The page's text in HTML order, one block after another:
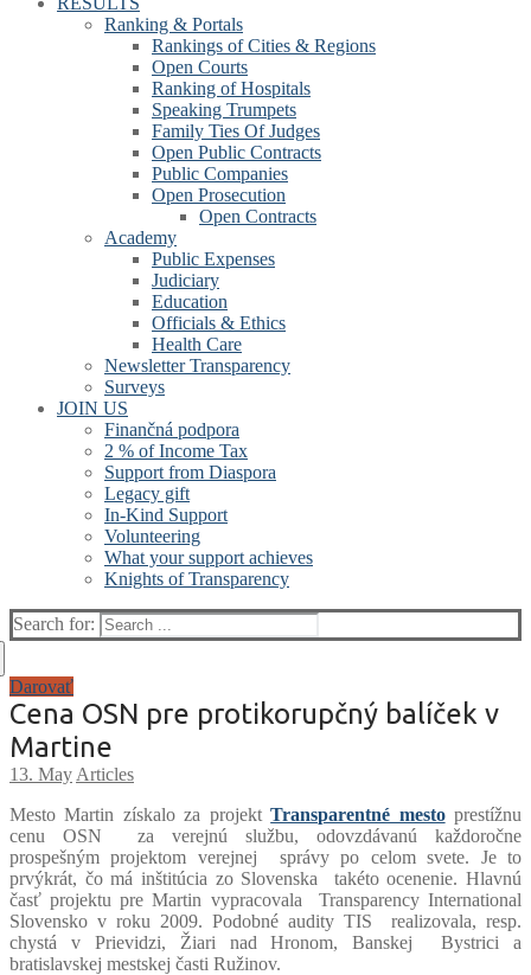
Ranking & Portals
Rankings of Cities & Regions
Open Courts
Ranking of Hospitals
Speaking Trumpets
Family Ties Of Judges
Open Public Contracts
Public Companies
Open Prosecution
Open Contracts
Academy
Public Expenses
Judiciary
Education
Officials & Ethics
Health Care
Newsletter Transparency
Surveys
JOIN US
Finančná podpora
2 % of Income Tax
Support from Diaspora
Legacy gift
In-Kind Support
Volunteering
What your support achieves
Knights of Transparency
Search for:
Darovať
Cena OSN pre protikorupčný balíček v
Martine
Articles
Mesto Martin získalo za projektTransparentné mesto prestížnu
cenu OSN za verejnú službu, odovzdávanú každoročne
prospešným projektom verejnej správy po celom svete. Je to
prvýkrát, čo má inštitúcia zo Slovenska takéto ocenenie. Hlavnú
časť projektu pre Martin vypracovala Transparency International
Slovensko v roku 2009. Podobné audity TIS realizovala, resp.
chystá v Prievidzi, Žiari nad Hronom, Banskej Bystrici a
bratislavskej mestskej časti Ružinov.